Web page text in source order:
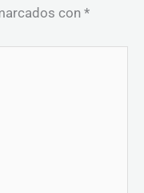
con *